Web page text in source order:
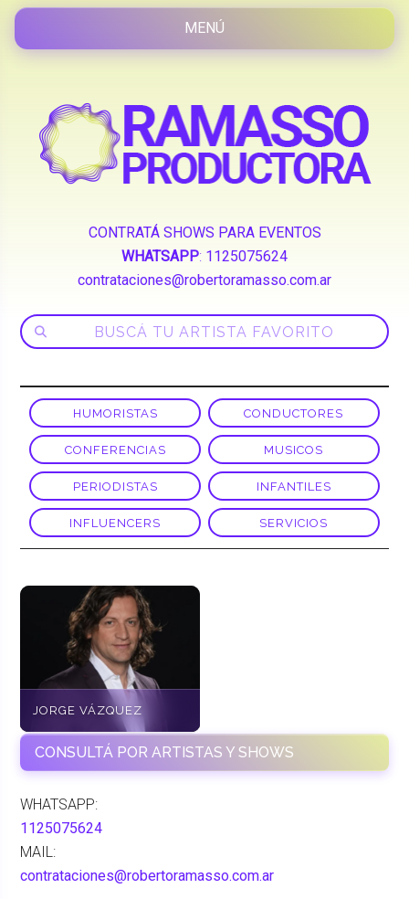
CONTRATÁ SHOWS PARA EVENTOS
WHATSAPP: 1125075624
contrataciones@robertoramasso.com.ar
HUMORISTAS CONDUCTORES
CONFERENCIAS MUSICOS
PERIODISTAS INFANTILES
INFLUENCERS SERVICIOS
JORGE VÁZQUEZ
CONSULTÁ POR ARTISTAS Y SHOWS
WHATSAPP:
1125075624
MAIL:
contrataciones@robertoramasso.com.ar